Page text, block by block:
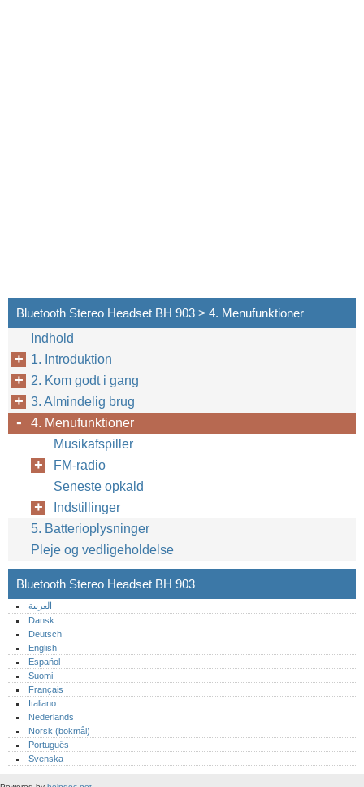
Bluetooth Stereo Headset BH 903 > 4. Menufunktioner
Indhold
1. Introduktion
2. Kom godt i gang
3. Almindelig brug
4. Menufunktioner
Musikafspiller
FM-radio
Seneste opkald
Indstillinger
5. Batterioplysninger
Pleje og vedligeholdelse
Bluetooth Stereo Headset BH 903
العربية
Dansk
Deutsch
English
Español
Suomi
Français
Italiano
Nederlands
Norsk (bokmål)‎
Português‎
Svenska